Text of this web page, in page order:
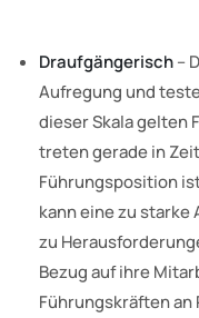
Draufgängerisch–
Aufregung und
dieser Skala gelten
treten gerade in
Führungsposition
kann eine zu starke
zu
Bezug auf ihre
Führungskräften